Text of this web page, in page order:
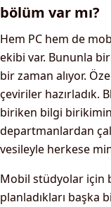
bölüm var mı?
Hem PC hem de
ekibi var. Bununla
bir zaman alıyor.
çeviriler hazırladık.
biriken bilgi
departmanlardan
vesileyle herkese
Mobil stüdyolar için
planladıkları başka